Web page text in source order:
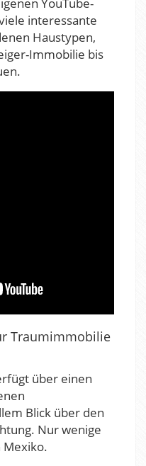
interessante
Haustypen,
Immobilie bis
Traumimmobilie
über einen
Blick über den
Nur wenige
Mexiko.